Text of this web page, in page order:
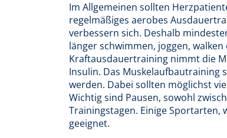
Im Allgemeinen sollten
regelmäßiges aerobes
verbessern sich. Deshalb
länger schwimmen, joggen,
Kraftausdauertraining nimmt die
Insulin. Das Muskelaufbautraining
werden. Dabei sollten möglichst
Wichtig sind Pausen, sowohl
Trainingstagen. Einige Sportarten,
geeignet.